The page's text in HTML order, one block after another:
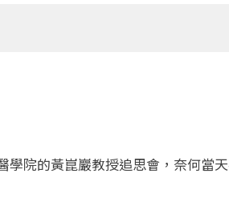
學院的黃崑巖教授追思會，奈何當